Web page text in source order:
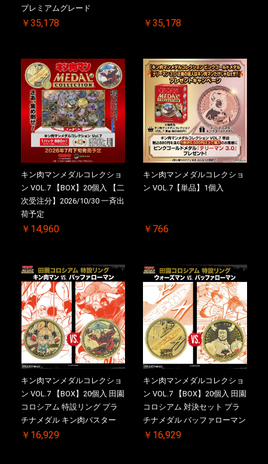
プレミアムグレード
￥35,178 ￥35,178
キン肉マンメダルコレクショ
ン VOL.7 【BOX】20個入 【二
次受注分】2026/10/30 一斉出
荷予定
￥14,960
キン肉マンメダルコレクショ
ン VOL.7【単品】1個入
￥766
キン肉マンメダルコレクショ
ン VOL.7 【BOX】20個入 田園
コロシアム 特設リング プラ
チナメダル キン肉バスター
VS. キン肉バスターやぶり ケ
￥16,929
キン肉マンメダルコレクショ
ン VOL.7 【BOX】20個入 田園
コロシアム 対決セット プラ
チナメダル バッファローマン
2.0 顎髭 Ver. VS. 光の矢 ケー
￥16,929